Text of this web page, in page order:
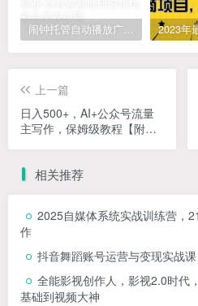
闹钟托管自动播放广告，单机5-10，无需人工操作
上一篇
日入500+，AI+公众号流量
主写作，保姆级教程【附指
相关推荐
2025自媒体系统实战训练营，
作
抖音舞蹈账号运营与变现实战
全能影视创作人，影视2.0时代
基础到视频大神